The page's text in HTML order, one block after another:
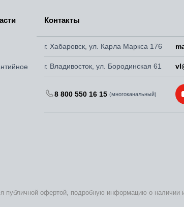
Контакты
г. Хабаровск, ул. Карла Маркса 176
г. Владивосток, ул. Бородинская 61
8 800 550 16 15 (многоканальный)
публичной офертой, подробную информацию о наличии